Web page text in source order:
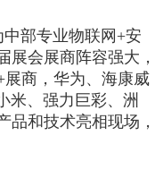
部专业物联网+安
展会展商阵容强大，
展商，华为、海康威
米、强力巨彩、洲
品和技术亮相现场，